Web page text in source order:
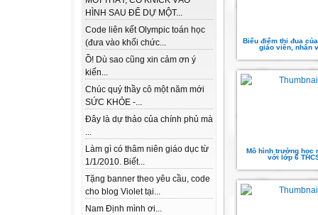
HÌNH SAU ĐỂ DỰ MỘT...
Code liên kết Olympic toán học
(đưa vào khối chức...
Ồ! Dù sao cũng xin cảm ơn ý
kiến...
Chúc quý thầy cô một năm mới
SỨC KHỎE -...
Đây là dự thảo của chính phủ mà
...
Làm gì có thâm niên giáo dục từ
1/1/2010. Biết...
Tặng banner theo yêu cầu, code
cho blog Violet tại...
Nam Định mình ơi...
Biểu điểm thi đua
giáo viên, nhân
Mô hình trường học
với lớp 6